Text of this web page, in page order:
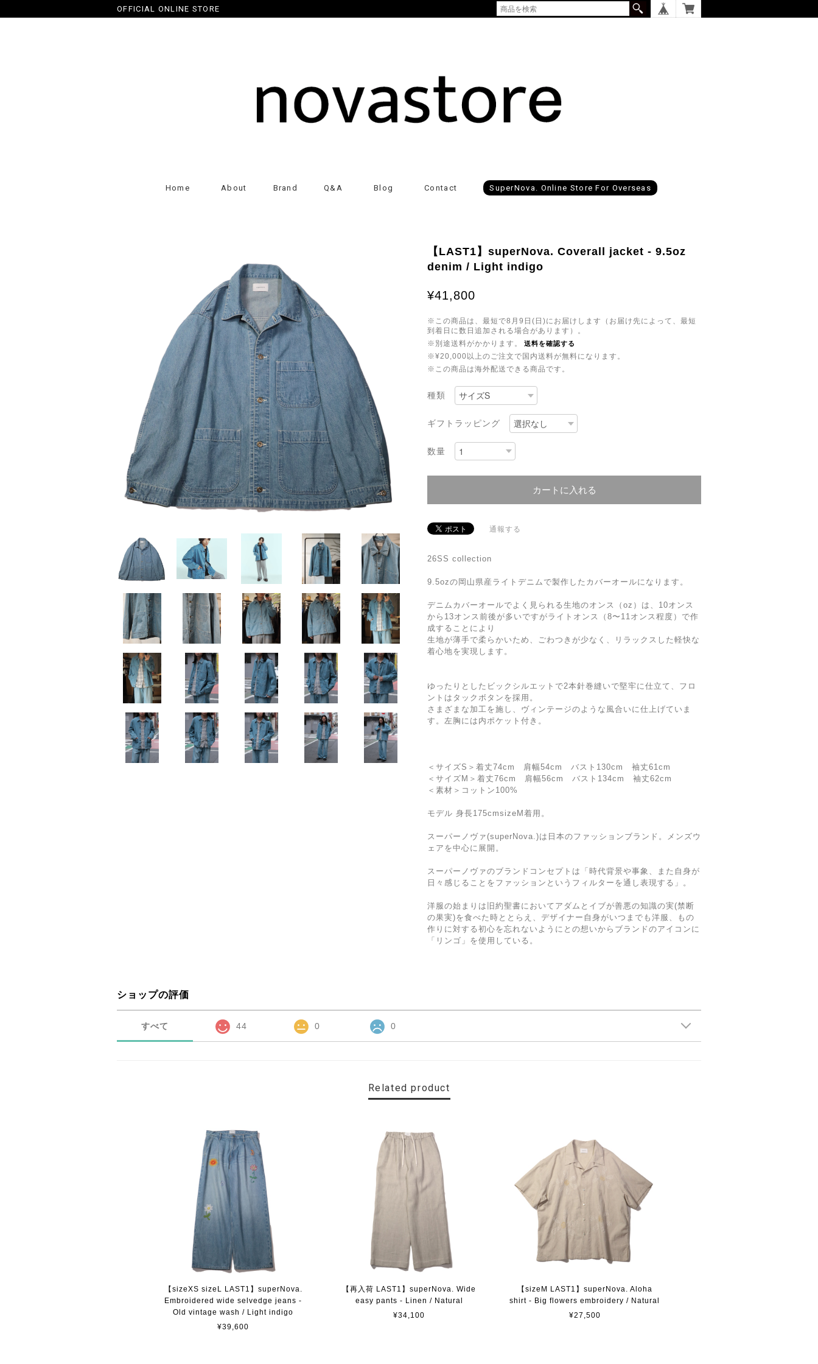
OFFICIAL ONLINE STORE
Home About Brand Q&A Blog Contact SuperNova. Online Store For Overseas
【LAST1】superNova. Coverall jacket - 9.5oz
denim / Light indigo
¥41,800
※この商品は、最短で8月9日(日)にお届けします（お届け先によって、最短
到着日に数日追加される場合があります）。
※別途送料がかかります。
送料を確認する
※¥20,000以上のご注文で国内送料が無料になります。
※この商品は海外配送できる商品です。
種類
ギフトラッピング
数量
カートに入れる
通報する
26SS collection
9.5ozの岡山県産ライトデニムで製作したカバーオールになります。
デニムカバーオールでよく見られる生地のオンス（oz）は、10オンス
から13オンス前後が多いですがライトオンス（8〜11オンス程度）で作
成することにより
生地が薄手で柔らかいため、ごわつきが少なく、リラックスした軽快な
着心地を実現します。
ゆったりとしたビックシルエットで2本針巻縫いで堅牢に仕立て、フロ
ントはタックボタンを採用。
さまざまな加工を施し、ヴィンテージのような風合いに仕上げていま
す。左胸には内ポケット付き。
＜サイズS＞着丈74cm 肩幅54cm バスト130cm 袖丈61cm
＜サイズM＞着丈76cm 肩幅56cm バスト134cm 袖丈62cm
＜素材＞コットン100%
モデル 身長175cmsizeM着用。
スーパーノヴァ(superNova.)は日本のファッションブランド。メンズウ
ェアを中心に展開。
スーパーノヴァのブランドコンセプトは「時代背景や事象、また自身が
日々感じることをファッションというフィルターを通し表現する」。
洋服の始まりは旧約聖書においてアダムとイブが善悪の知識の実(禁断
の果実)を食べた時ととらえ、デザイナー自身がいつまでも洋服、もの
作りに対する初心を忘れないようにとの想いからブランドのアイコンに
「リンゴ」を使用している。
ショップの評価
すべて 44 0 0
Related product
【sizeXS sizeL LAST1】superNova.
Embroidered wide selvedge jeans -
Old vintage wash / Light indigo
¥39,600
【再入荷 LAST1】superNova. Wide
easy pants - Linen / Natural
¥34,100
【sizeM LAST1】superNova. Aloha
shirt - Big flowers embroidery / Natural
¥27,500